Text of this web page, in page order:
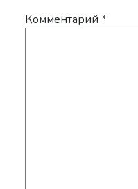
Комментарий *